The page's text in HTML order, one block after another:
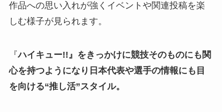
作品への思い入れが強くイベントや関連投稿を楽
しむ様子が見られます。
『ハイキュー!!』をきっかけに競技そのものにも関
心を持つようになり日本代表や選手の情報にも目
を向ける“推し活”スタイル。